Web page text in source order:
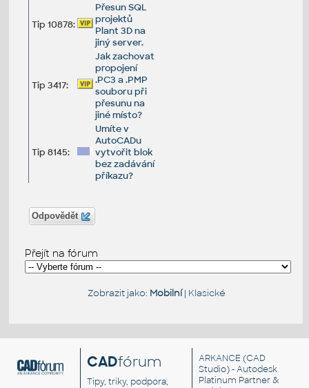
Tip 10878:
Přesun SQL
projektů
Plant 3D na
jiný server.
Tip 3417:
Jak zachovat
propojení
.PC3 a .PMP
souboru při
přesunu na
jiné místo?
Tip 8145:
Umíte v
AutoCADu
vytvořit blok
bez zadávání
příkazu?
Odpovědět
Přejít na fórum
Zobrazit jako: Mobilní| Klasické
CADfórum
Tipy, triky, podpora,
ARKANCE (CAD
Studio) - Autodesk
Platinum Partner &